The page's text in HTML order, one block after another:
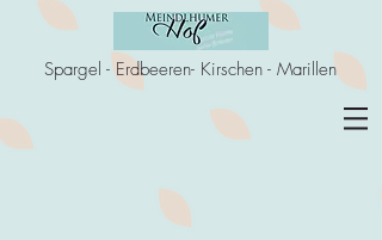
Spargel - Erdbeeren- Kirschen - Marillen